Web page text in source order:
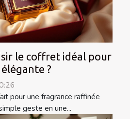
le coffret idéal pour
?
pour une fragrance raffinée
geste en une...